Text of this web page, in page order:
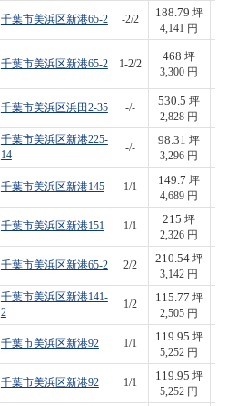
千葉市美浜区新港65-2 -2/2
188.79 坪
4,141 円
千葉市美浜区新港65-2 1-2/2
468 坪
3,300 円
千葉市美浜区浜田2-35 -/-
530.5 坪
2,828 円
千葉市美浜区新港225-
14
-/-
98.31 坪
3,296 円
千葉市美浜区新港145 1/1
149.7 坪
4,689 円
千葉市美浜区新港151 1/1
215 坪
2,326 円
千葉市美浜区新港65-2 2/2
210.54坪
3,142 円
千葉市美浜区新港141-
2
1/2
115.77 坪
2,505 円
千葉市美浜区新港92 1/1
119.95 坪
5,252 円
千葉市美浜区新港92 1/1
119.95 坪
5,252 円